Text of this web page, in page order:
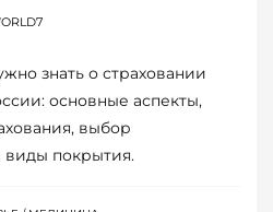
знать о страховании
основные аспекты,
выбор
виды покрытия.